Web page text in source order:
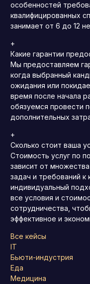
особенностей
квалифицированных
занимает от 6 до 12
+
Какие гарантии
Мы предоставляем
когда выбранный
ожидания или
время после начала
обязуемся провести
дополнительных
+
Сколько стоит ваша
Стоимость услуг по
зависит от
задач и требований к
индивидуальный
все условия и
сотрудничества,
эффективное и
Все кейсы
IT
Бьюти-индустрия
Еда
Медицина